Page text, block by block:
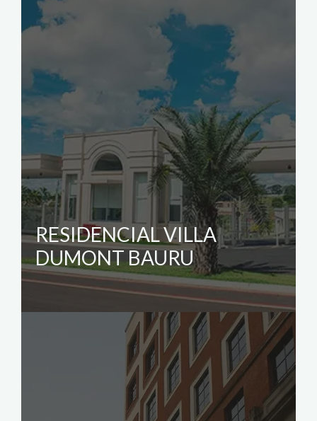
RESIDENCIAL VILLA
DUMONT BAURU